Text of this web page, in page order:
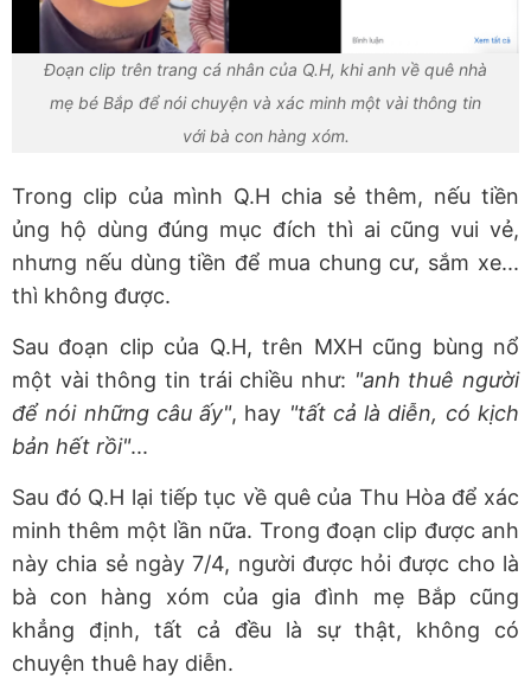
Đoạn clip trên trang cá nhân của Q.H, khi anh về quê nhà
mẹ bé Bắp để nói chuyện và xác minh một vài thông tin
với bà con hàng xóm.
Trong clip của mình Q.H chia sẻ thêm, nếu tiền
ủng hộ dùng đúng mục đích thì ai cũng vui vẻ,
nhưng nếu dùng tiền để mua chung cư, sắm xe...
thì không được.
Sau đoạn clip của Q.H, trên MXH cũng bùng nổ
một vài thông tin trái chiều như: "anh thuê người
để nói những câu ấy", hay "tất cả là diễn, có kịch
bản hết rồi"...
Sau đó Q.H lại tiếp tục về quê của Thu Hòa để xác
minh thêm một lần nữa. Trong đoạn clip được anh
này chia sẻ ngày 7/4, người được hỏi được cho là
bà con hàng xóm của gia đình mẹ Bắp cũng
khẳng định, tất cả đều là sự thật, không có
chuyện thuê hay diễn.